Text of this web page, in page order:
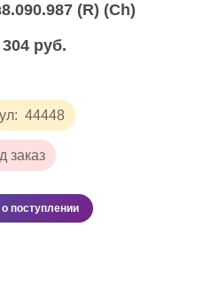
(R) (Ch)
44448
заказ
304 руб.
поступлении